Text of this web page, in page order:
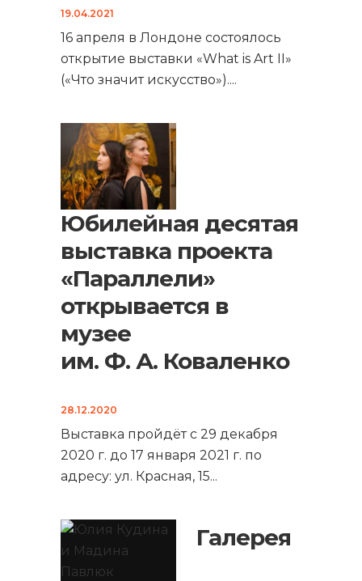
19.04.2021
16 апреля в Лондоне состоялось
открытие выставки «What is Art II»
(«Что значит искусство»)....
Юбилейная десятая
выставка проекта
«Параллели»
открывается в
музее
им. Ф. А. Коваленко
28.12.2020
Выставка пройдёт с 29 декабря
2020 г. до 17 января 2021 г. по
адресу: ул. Красная, 15...
Галерея